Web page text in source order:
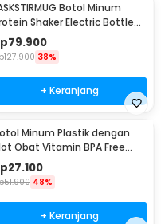
Botol Minum
Shaker Electric Bottle
Free 480ml - 1505
79.900
127.900 38%
+ Keranjang
Minum Plastik dengan
Obat Vitamin BPA Free
- 830
27.100
51.900 48%
+ Keranjang